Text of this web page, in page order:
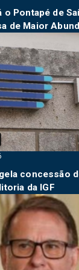
o Pontapé de
de Maior
concessão
da IGF